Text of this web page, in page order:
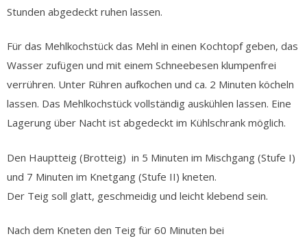
Stunden abgedeckt ruhen lassen.
Für das Mehlkochstück das Mehl in einen Kochtopf geben, das
Wasser zufügen und mit einem Schneebesen klumpenfrei
verrühren. Unter Rühren aufkochen und ca. 2 Minuten köcheln
lassen. Das Mehlkochstück vollständig auskühlen lassen. Eine
Lagerung über Nacht ist abgedeckt im Kühlschrank möglich.
Den Hauptteig (Brotteig) in 5 Minuten im Mischgang (Stufe I)
und 7 Minuten im Knetgang (Stufe II) kneten.
Der Teig soll glatt, geschmeidig und leicht klebend sein.
Nach dem Kneten den Teig für 60 Minuten bei